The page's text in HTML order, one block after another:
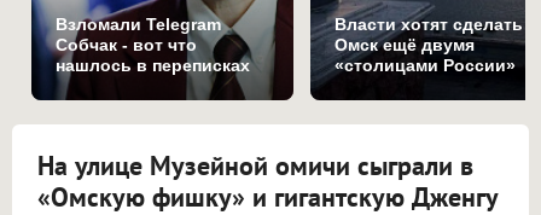
Взломали Telegram
Собчак - вот что
нашлось в переписках
Власти хотят сделать
Омск ещё двумя
«столицами России»
На улице Музейной омичи сыграли в
«Омскую фишку» и гигантскую Дженгу